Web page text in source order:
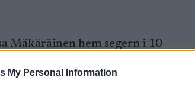
My Personal Information
Mäkäräinen hem segern i 10-
till närmaste konkurrent.